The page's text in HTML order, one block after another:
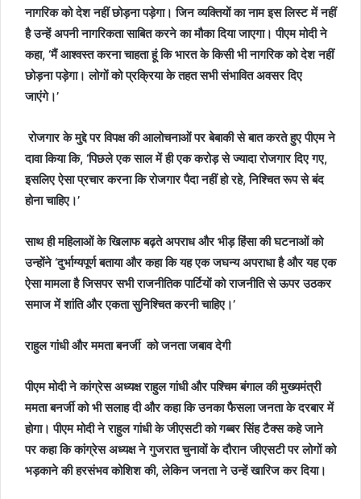
नागरिक को देश नहीं छोड़ना पड़ेगा। जिन व्यक्तियों का नाम इस लिस्ट में नहीं
है उन्हें अपनी नागरिकता साबित करने का मौका दिया जाएगा। पीएम मोदी ने
कहा, ‘मैं आश्वस्त करना चाहता हूं कि भारत के किसी भी नागरिक को देश नहीं
छोड़ना पड़ेगा। लोगों को प्रक्रिया के तहत सभी संभावित अवसर दिए
जाएंगे।’
रोजगार के मुद्दे पर विपक्ष की आलोचनाओं पर बेबाकी से बात करते हुए पीएम ने
दावा किया कि, ‘पिछले एक साल में ही एक करोड़ से ज्यादा रोजगार दिए गए,
इसलिए ऐसा प्रचार करना कि रोजगार पैदा नहीं हो रहे, निश्चित रूप से बंद
होना चाहिए।’
साथ ही महिलाओं के खिलाफ बढ़ते अपराध और भीड़ हिंसा की घटनाओं को
उन्होंने ‘दुर्भाग्यपूर्ण बताया और कहा कि यह एक जघन्य अपराधा है और यह एक
ऐसा मामला है जिसपर सभी राजनीतिक पार्टियों को राजनीति से ऊपर उठकर
समाज में शांति और एकता सुनिश्चित करनी चाहिए।’
राहुल गांधी और ममता बनर्जी को जनता जबाव देगी
पीएम मोदी ने कांग्रेस अध्यक्ष राहुल गांधी और पश्चिम बंगाल की मुख्यमंत्री
ममता बनर्जी को भी सलाह दी और कहा कि उनका फैसला जनता के दरबार में
होगा। पीएम मोदी ने राहुल गांधी के जीएसटी को गब्बर सिंह टैक्स कहे जाने
पर कहा कि कांग्रेस अध्यक्ष ने गुजरात चुनावों के दौरान जीएसटी पर लोगों को
भड़काने की हरसंभव कोशिश की, लेकिन जनता ने उन्हें खारिज कर दिया।